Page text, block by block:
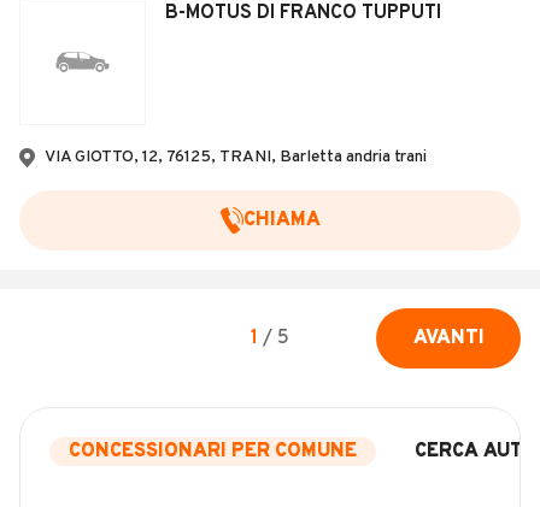
B-MOTUS DI FRANCO TUPPUTI
VIA GIOTTO, 12, 76125, TRANI, Barletta andria trani
CHIAMA
1 / 5 AVANTI
CONCESSIONARI PER COMUNE CERCA AUTO